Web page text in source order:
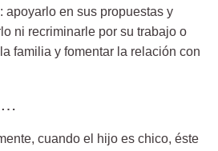
apoyarlo en sus propuestas y
ni recriminarle por su trabajo o
familia y fomentar la relación con
cuando el hijo es chico, éste